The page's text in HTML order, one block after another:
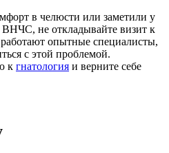
в челюсти или заметили у
не откладывайте визит к
опытные специалисты,
с этой проблемой.
к гнатология и верните себе